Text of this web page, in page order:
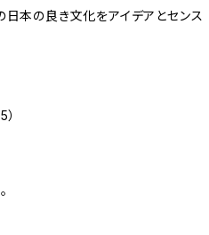
本の良き文化をアイデアとセンス